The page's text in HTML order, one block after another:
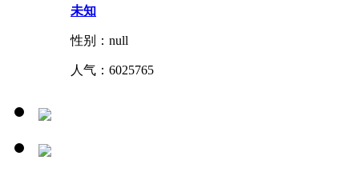
未知
性别：null
人气： 6025765